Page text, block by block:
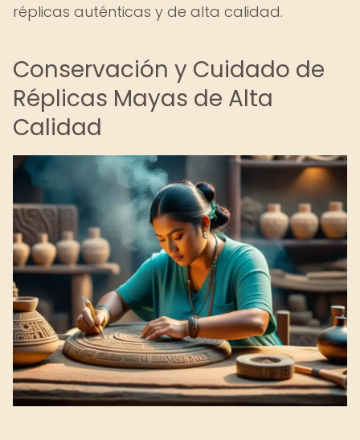
réplicas auténticas y de alta calidad.
Conservación y Cuidado de
Réplicas Mayas de Alta
Calidad